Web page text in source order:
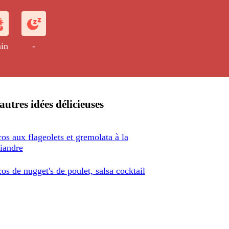
-
idées délicieuses
aux flageolets et gremolata à la
de nugget's de poulet, salsa cocktail